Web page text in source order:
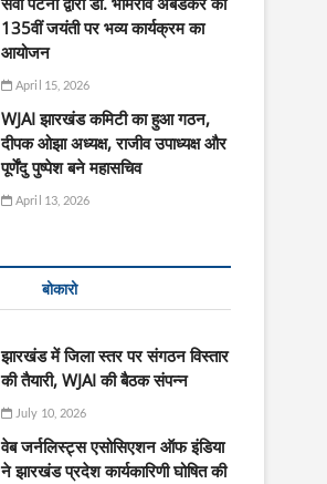
135वीं जयंती पर भव्य कार्यक्रम का
आयोजन
April 15, 2026
WJAI झारखंड कमिटी का हुआ गठन,
दीपक ओझा अध्यक्ष, राजीव उपाध्यक्ष और
पूर्णेंदु पुष्पेश बने महासचिव
April 13, 2026
बोकारो
झारखंड में जिला स्तर पर संगठन विस्तार
की तैयारी, WJAI की बैठक संपन्न
July 10, 2026
वेब जर्नलिस्ट्स एसोसिएशन ऑफ इंडिया
ने झारखंड प्रदेश कार्यकारिणी घोषित की